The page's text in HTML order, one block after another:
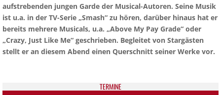
aufstrebenden jungen Garde der Musical-Autoren. Seine Musik
ist u.a. in der TV-Serie „Smash“ zu hören, darüber hinaus hat er
bereits mehrere Musicals, u.a. „Above My Pay Grade“ oder
„Crazy, Just Like Me“ geschrieben. Begleitet von Stargästen
stellt er an diesem Abend einen Querschnitt seiner Werke vor.
TER­MI­NE